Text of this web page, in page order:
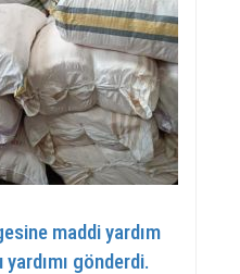
maddi yardım
gönderdi.